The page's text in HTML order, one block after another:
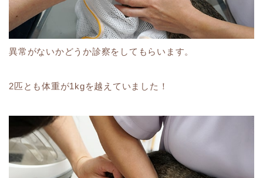
異常がないかどうか診察をしてもらいます。
2匹とも体重が1kgを越えていました！